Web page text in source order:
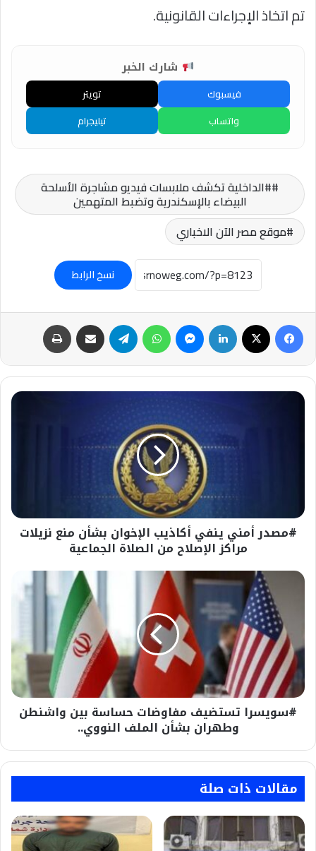
تم اتخاذ الإجراءات القانونية.
شارك الخبر
فيسبوك
تويتر
واتساب
تيليجرام
#الداخلية تكشف ملابسات فيديو مشاجرة الأسلحة
البيضاء بالإسكندرية وتضبط المتهمين
موقع مصر الآن الاخباري
نسخ الرابط
فيسبوك لينكدإن ماسنجر واتساب تيلقرام مشاركة عبر البريد
#مصدر
مراكز
الإصلاح
الجماعية
#مصدر أمني ينفي أكاذيب الإخوان بشأن منع نزيلات
مراكز الإصلاح من الصلاة الجماعية
#سويسرا
تستضيف
مفاوضات
حساسة
واشنطن
وطهران
بشأن
الملف
النووي..
#سويسرا تستضيف مفاوضات حساسة بين واشنطن
وطهران بشأن الملف النووي..
مقالات ذات صلة